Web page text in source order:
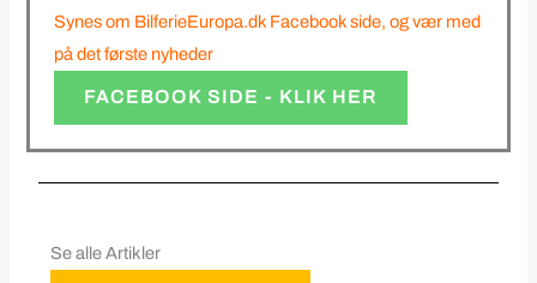
Synes om BilferieEuropa.dk Facebook side, og vær med
på det første nyheder
FACEBOOK SIDE - KLIK HER
Se alle Artikler